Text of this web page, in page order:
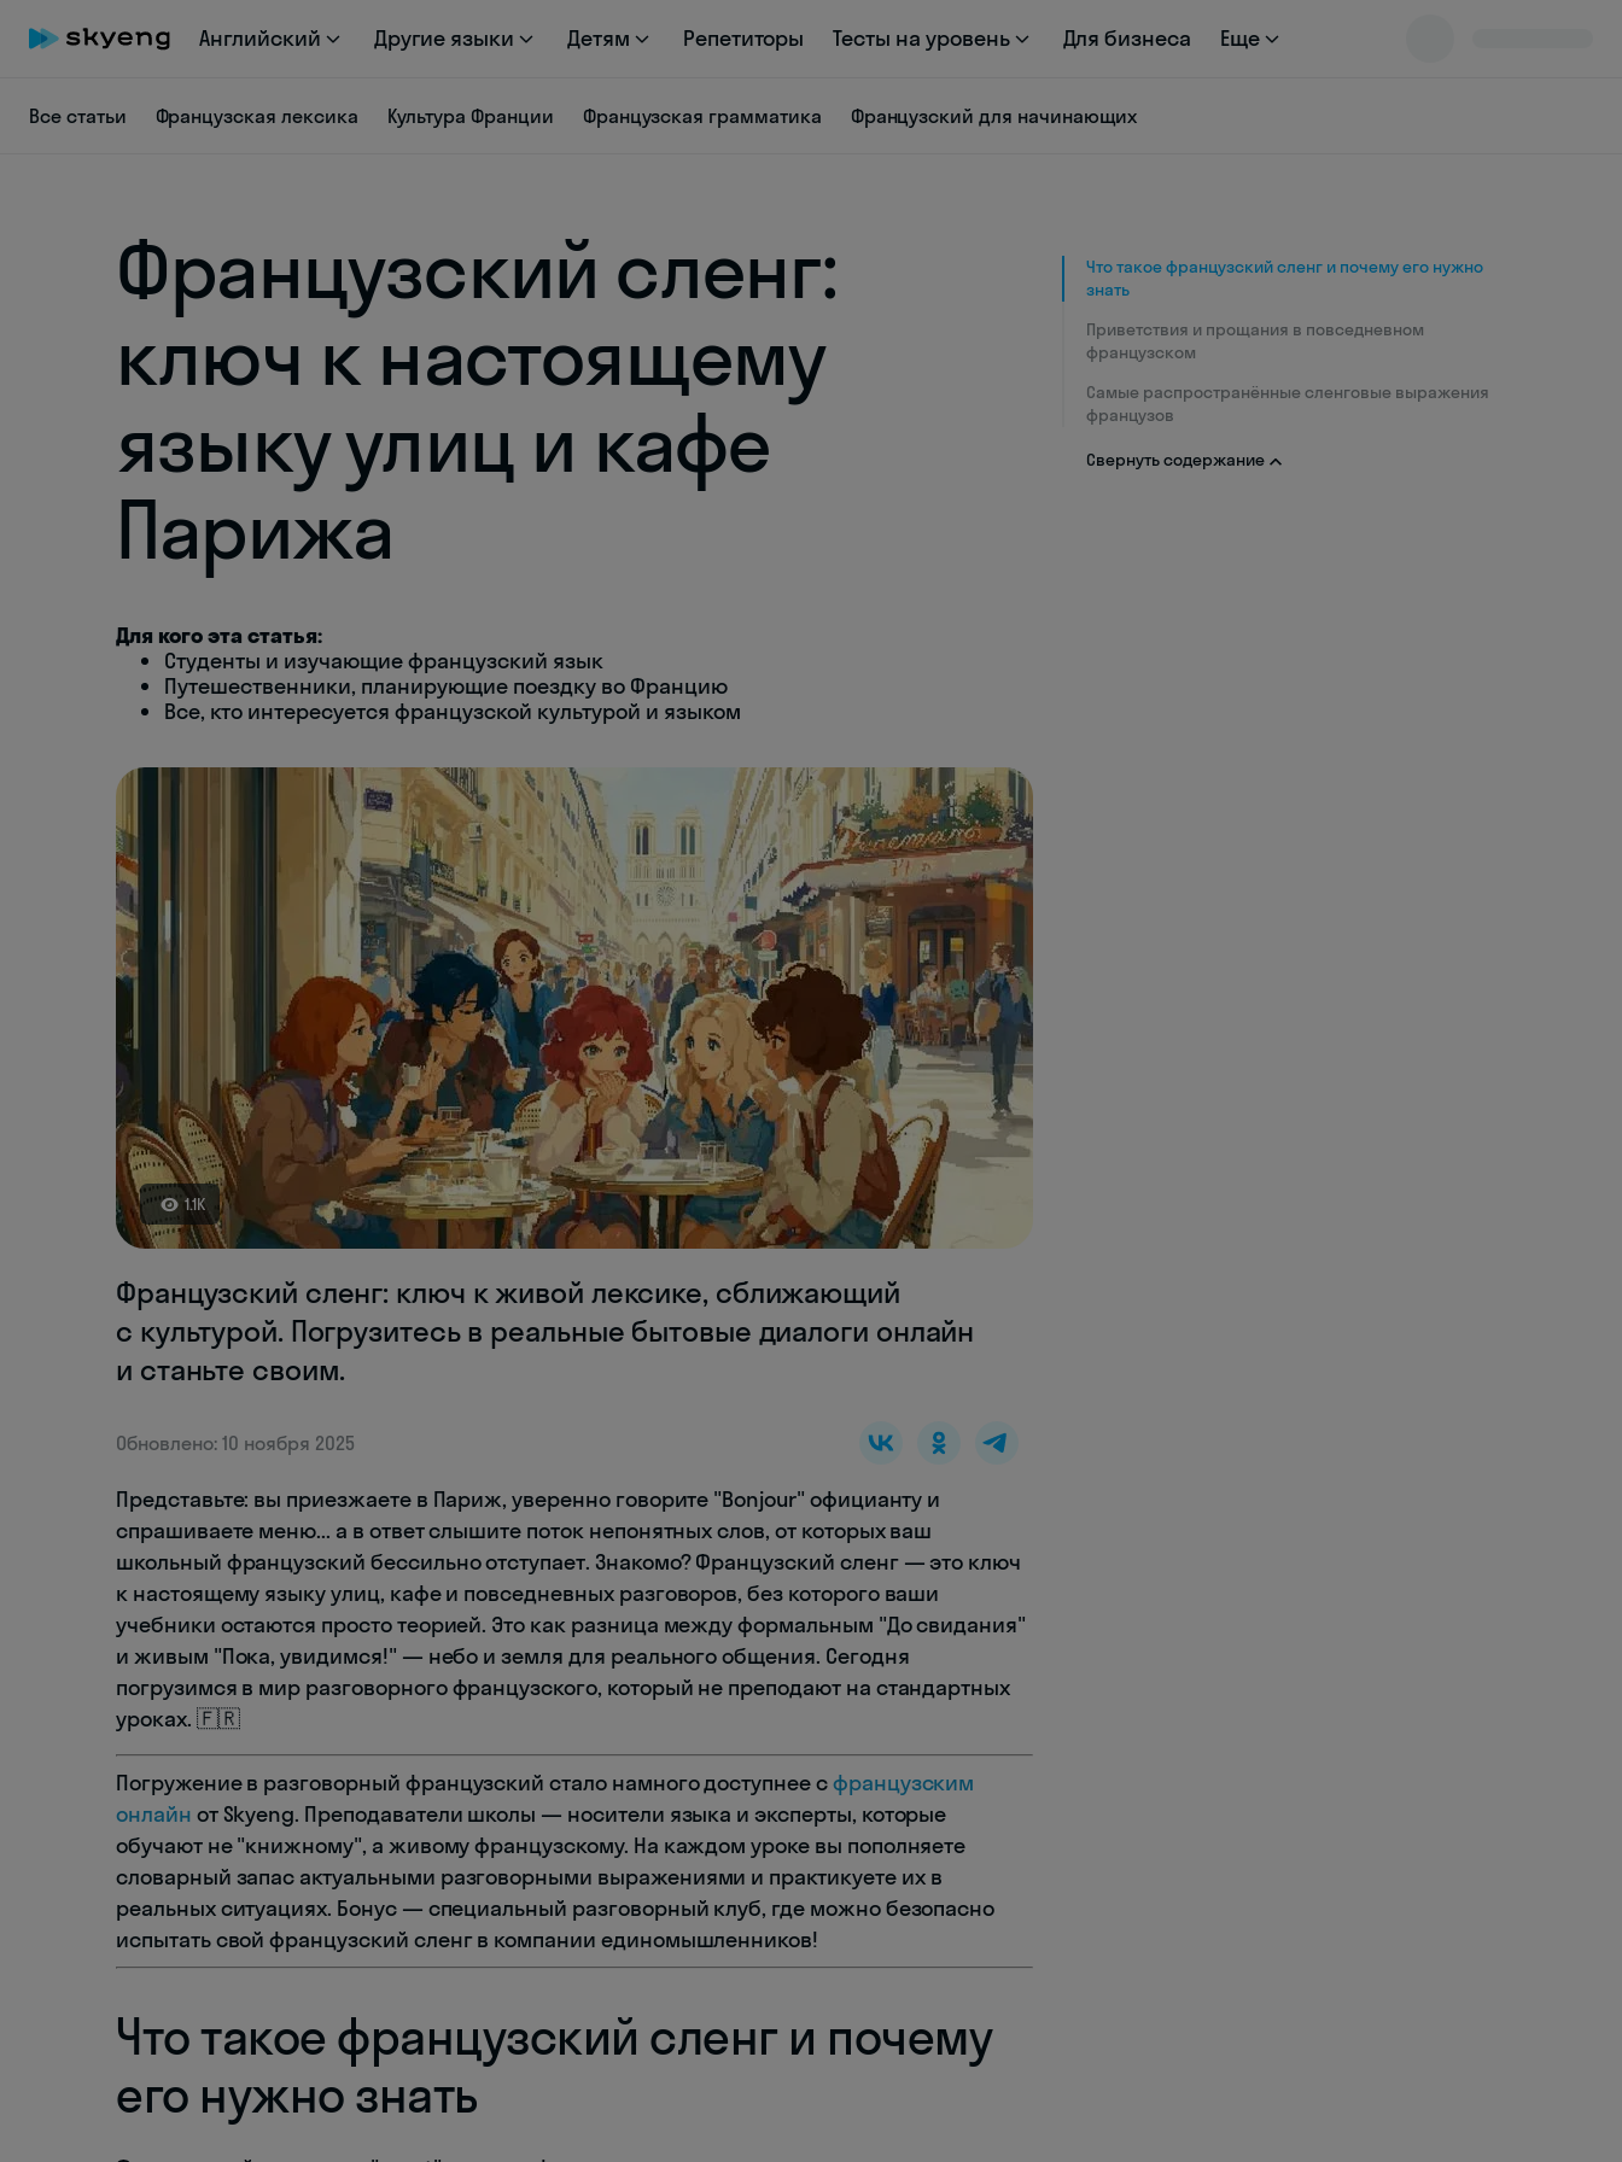
Английский Другие языки Детям Репетиторы Тесты на уровень Для бизнеса Еще
Все статьи Французская лексика Культура Франции Французская грамматика Французский для начинающих
Французский сленг:
ключ к настоящему
языку улиц и кафе
Парижа
Для кого эта статья:
Студенты и изучающие французский язык
Путешественники, планирующие поездку во Францию
Все, кто интересуется французской культурой и языком
1.1K
Французский сленг: ключ к живой лексике, сближающий
с культурой. Погрузитесь в реальные бытовые диалоги онлайн
и станьте своим.
Обновлено: 10 ноября 2025
Представьте: вы приезжаете в Париж, уверенно говорите "Bonjour" официанту и
спрашиваете меню... а в ответ слышите поток непонятных слов, от которых ваш
школьный французский бессильно отступает. Знакомо? Французский сленг — это ключ
к настоящему языку улиц, кафе и повседневных разговоров, без которого ваши
учебники остаются просто теорией. Это как разница между формальным "До свидания"
и живым "Пока, увидимся!" — небо и земля для реального общения. Сегодня
погрузимся в мир разговорного французского, который не преподают на стандартных
уроках. 🇫🇷
Погружение в разговорный французский стало намного доступнее сфранцузским
онлайн от Skyeng. Преподаватели школы — носители языка и эксперты, которые
обучают не "книжному", а живому французскому. На каждом уроке вы пополняете
словарный запас актуальными разговорными выражениями и практикуете их в
реальных ситуациях. Бонус — специальный разговорный клуб, где можно безопасно
испытать свой французский сленг в компании единомышленников!
Что такое французский сленг и почему
его нужно знать
Что такое французский сленг и почему его нужно
знать
Приветствия и прощания в повседневном
французском
Самые распространённые сленговые выражения
французов
Свернуть содержание